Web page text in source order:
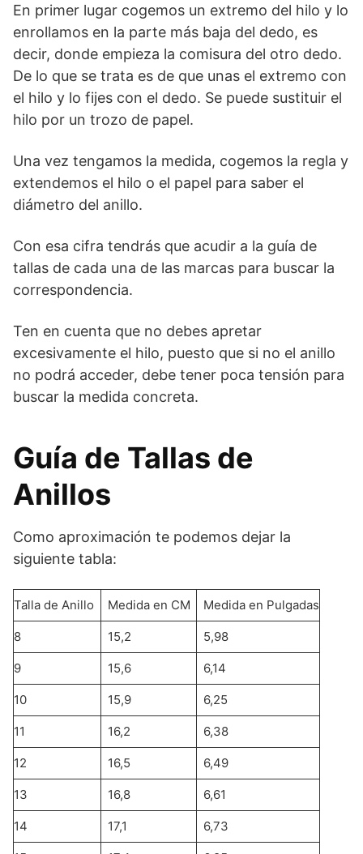
En primer lugar cogemos un extremo del hilo y lo
enrollamos en la parte más baja del dedo, es
decir, donde empieza la comisura del otro dedo.
De lo que se trata es de que unas el extremo con
el hilo y lo fijes con el dedo. Se puede sustituir el
hilo por un trozo de papel.
Una vez tengamos la medida, cogemos la regla y
extendemos el hilo o el papel para saber el
diámetro del anillo.
Con esa cifra tendrás que acudir a la guía de
tallas de cada una de las marcas para buscar la
correspondencia.
Ten en cuenta que no debes apretar
excesivamente el hilo, puesto que si no el anillo
no podrá acceder, debe tener poca tensión para
buscar la medida concreta.
Guía de Tallas de
Anillos
Como aproximación te podemos dejar la
siguiente tabla:
Talla de Anillo Medida en CM Medida en Pulgadas
8 15,2 5,98
9 15,6 6,14
10 15,9 6,25
11 16,2 6,38
12 16,5 6,49
13 16,8 6,61
14 17,1 6,73